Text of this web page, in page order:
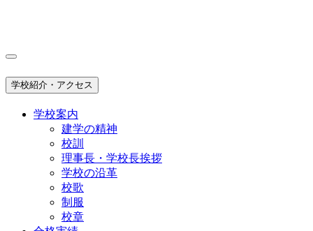
学校紹介・アクセス
学校案内
建学の精神
校訓
理事長・学校長挨拶
学校の沿革
校歌
制服
校章